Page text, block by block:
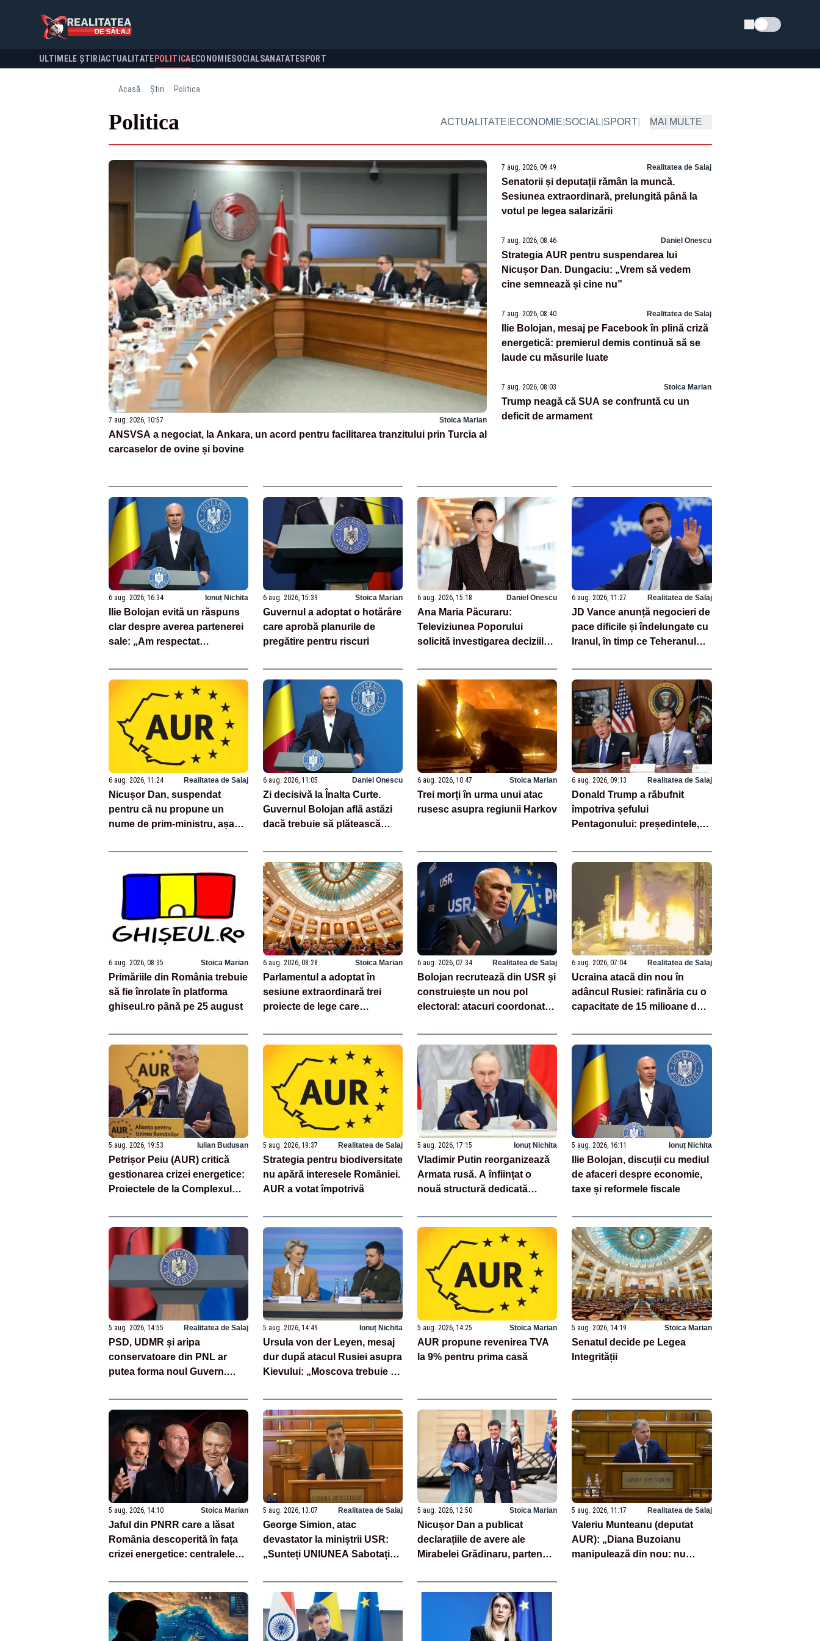
Schimba tema
ULTIMELE ȘTIRI ACTUALITATE POLITICA ECONOMIESOCIALSANATATESPORT
Acasă Știri Politica
Politica ACTUALITATE|ECONOMIE|SOCIAL|SPORT| MAI MULTE
7 aug. 2026, 10:57 Stoica Marian
ANSVSA a negociat, la Ankara, un acord pentru facilitarea tranzitului prin Turcia al
carcaselor de ovine și bovine
7 aug. 2026, 09:49 Realitatea de Salaj
Senatorii și deputații rămân la muncă.
Sesiunea extraordinară, prelungită până la
votul pe legea salarizării
7 aug. 2026, 08:46 Daniel Onescu
Strategia AUR pentru suspendarea lui
Nicușor Dan. Dungaciu: „Vrem să vedem
cine semnează și cine nu”
7 aug. 2026, 08:40 Realitatea de Salaj
Ilie Bolojan, mesaj pe Facebook în plină criză
energetică: premierul demis continuă să se
laude cu măsurile luate
7 aug. 2026, 08:03 Stoica Marian
Trump neagă că SUA se confruntă cu un
deficit de armament
6 aug. 2026, 16:34 Ionuț Nichita
Ilie Bolojan evită un răspuns
clar despre averea partenerei
sale: „Am respectat
6 aug. 2026, 15:39 Stoica Marian
Guvernul a adoptat o hotărâre
care aprobă planurile de
pregătire pentru riscuri
6 aug. 2026, 15:18 Daniel Onescu
Ana Maria Păcuraru:
Televiziunea Poporului
solicită investigarea deciziilor
criză enegetică
6 aug. 2026, 11:27 Realitatea de Salaj
JD Vance anunță negocieri de
pace dificile și îndelungate cu
Iranul, în timp ce Teheranul
SUA
6 aug. 2026, 11:24 Realitatea de Salaj
Nicușor Dan, suspendat
pentru că nu propune un
nume de prim-ministru, așa
6 aug. 2026, 11:05 Daniel Onescu
Zi decisivă la Înalta Curte.
Guvernul Bolojan află astăzi
dacă trebuie să plătească
grefierilor
6 aug. 2026, 10:47 Stoica Marian
Trei morți în urma unui atac
rusesc asupra regiunii Harkov
6 aug. 2026, 09:13 Realitatea de Salaj
Donald Trump a răbufnit
împotriva șefului
Pentagonului: președintele,
penuria de rachete – SURSE
6 aug. 2026, 08:35 Stoica Marian
Primăriile din România trebuie
să fie înrolate în platforma
ghiseul.ro până pe 25 august
6 aug. 2026, 08:28 Stoica Marian
Parlamentul a adoptat în
sesiune extraordinară trei
proiecte de lege care
6 aug. 2026, 07:34 Realitatea de Salaj
Bolojan recrutează din USR și
construiește un nou pol
electoral: atacuri coordonate
6 aug. 2026, 07:04 Realitatea de Salaj
Ucraina atacă din nou în
adâncul Rusiei: rafinăria cu o
capacitate de 15 milioane de
două nopți la rând
5 aug. 2026, 19:53 Iulian Budusan
Petrișor Peiu (AUR) critică
gestionarea crizei energetice:
Proiectele de la Complexul
în birocrație și restricții
legislative
5 aug. 2026, 19:37 Realitatea de Salaj
Strategia pentru biodiversitate
nu apără interesele României.
AUR a votat împotrivă
5 aug. 2026, 17:15 Ionuț Nichita
Vladimir Putin reorganizează
Armata rusă. A înființat o
nouă structură dedicată
5 aug. 2026, 16:11 Ionuț Nichita
Ilie Bolojan, discuții cu mediul
de afaceri despre economie,
taxe și reformele fiscale
5 aug. 2026, 14:55 Realitatea de Salaj
PSD, UDMR și aripa
conservatoare din PNL ar
putea forma noul Guvern.
Cotroceni săptămâna viitoare
- SURSE
5 aug. 2026, 14:49 Ionuț Nichita
Ursula von der Leyen, mesaj
dur după atacul Rusiei asupra
Kievului: „Moscova trebuie să
5 aug. 2026, 14:25 Stoica Marian
AUR propune revenirea TVA
la 9% pentru prima casă
5 aug. 2026, 14:19 Stoica Marian
Senatul decide pe Legea
Integrității
5 aug. 2026, 14:10 Stoica Marian
Jaful din PNRR care a lăsat
România descoperită în fața
crizei energetice: centralele
fără să fie înlocuite
5 aug. 2026, 13:07 Realitatea de Salaj
George Simion, atac
devastator la miniștrii USR:
„Sunteți UNIUNEA Sabotați
5 aug. 2026, 12:50 Stoica Marian
Nicușor Dan a publicat
declarațiile de avere ale
Mirabelei Grădinaru, partenera
5 aug. 2026, 11:17 Realitatea de Salaj
Valeriu Munteanu (deputat
AUR): „Diana Buzoianu
manipulează din nou: nu